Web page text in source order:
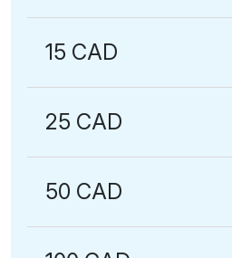
15 CAD
25 CAD
50 CAD